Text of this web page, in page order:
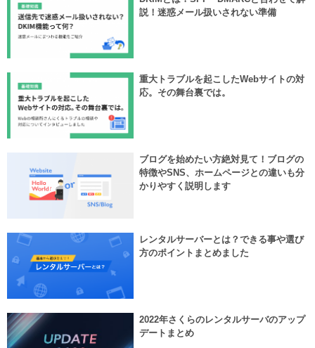
説！迷惑メール扱いされない準備
重大トラブルを起こしたWebサイトの対
応。その舞台裏では。
ブログを始めたい方絶対見て！ブログの
特徴やSNS、ホームページとの違いも分
かりやすく説明します
レンタルサーバーとは？できる事や選び
方のポイントまとめました
2022年さくらのレンタルサーバのアップ
デートまとめ